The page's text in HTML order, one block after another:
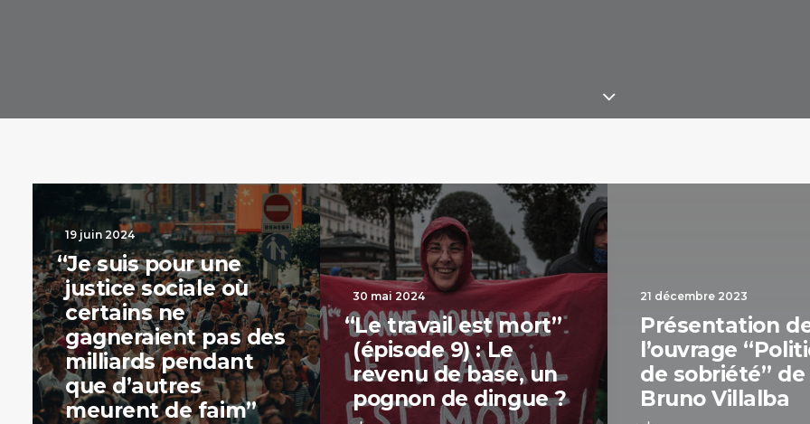
19 juin 2024
“Je suis pour une
justice sociale où
certains ne
gagneraient pas des
milliards pendant
que d’autres
meurent de faim”
30 mai 2024
“Le travail est mort”
(épisode 9) : Le
revenu de base, un
pognon de dingue ?
21 décembre 2023
Présentation
l’ouvrage
de sobriété” de
Bruno Villalba